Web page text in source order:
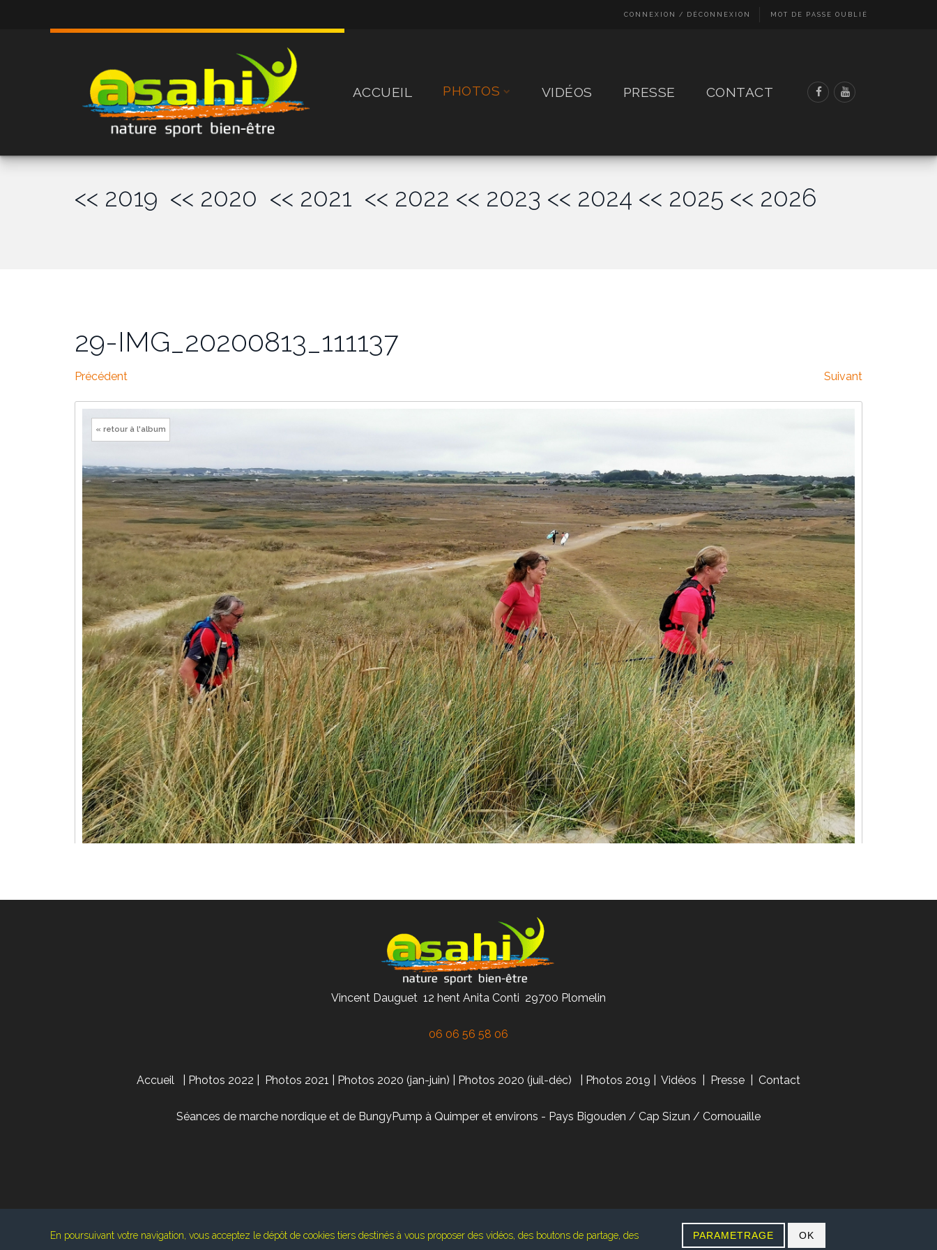
CONNEXION / DÉCONNEXION MOT DE PASSE OUBLIÉ
ACCUEIL PHOTOS VIDÉOS PRESSE CONTACT
<< 2019 << 2020 << 2021 << 2022 << 2023 << 2024 << 2025 << 2026
29-IMG_20200813_111137
Précédent Suivant
« retour à l'album
Vincent Dauguet 12 hent Anita Conti 29700 Plomelin
06 06 56 58 06
Accueil Photos 2022 Photos 2021 Photos 2020 (jan-juin) Photos 2020 (juil-déc) Photos 2019 Vidéos Presse Contact
Séances de marche nordique et de BungyPump à Quimper et environs - Pays Bigouden / Cap Sizun / Cornouaille
En poursuivant votre navigation, vous acceptez le dépôt de cookies tiers destinés à vous proposer des vidéos, des boutons de partage, des
PARAMETRAGE OK